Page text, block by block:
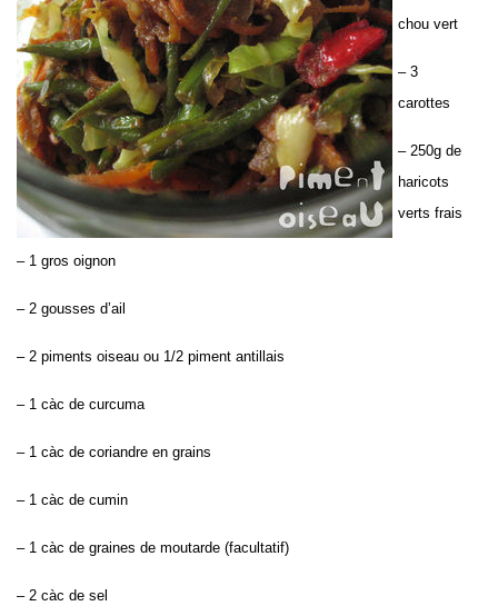
chou vert
– 3
carottes
– 250g de
haricots
verts frais
– 1 gros oignon
– 2 gousses d’ail
– 2 piments oiseau ou 1/2 piment antillais
– 1 càc de curcuma
– 1 càc de coriandre en grains
– 1 càc de cumin
– 1 càc de graines de moutarde (facultatif)
– 2 càc de sel